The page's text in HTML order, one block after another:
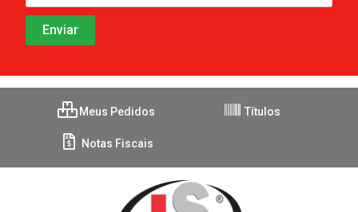
Meus Pedidos Títulos
Notas Fiscais